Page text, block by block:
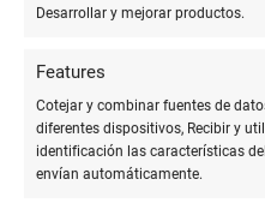
Desarrollar y mejorar productos.
Features
Cotejar y combinar fuentes de
diferentes dispositivos, Recibir y
identificación las características
envían automáticamente.